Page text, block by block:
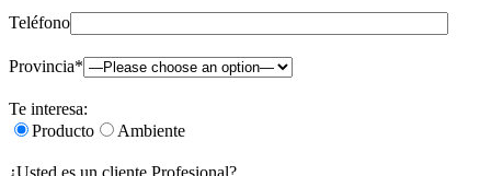
Teléfono
Provincia*
Te interesa:
Producto
Ambiente
¿Usted es un cliente Profesional?